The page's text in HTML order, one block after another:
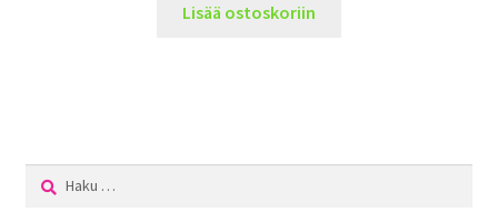
Lisää ostoskoriin
Haku: